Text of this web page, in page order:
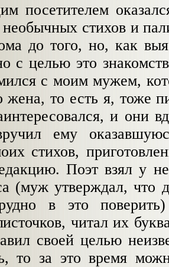
посетителем
необычных стихов и
до того, но, как
с целью это
с моим мужем,
жена, то есть я, тоже
и они
ему
стихов,
Поэт взял у
(муж утверждал, что
в это
читал их
своей целью
то за это время